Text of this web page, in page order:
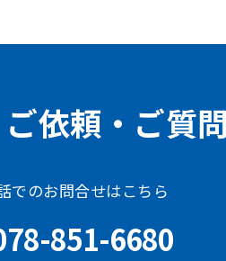
ご依頼・ご質
でのお問合せはこちら
851-6680